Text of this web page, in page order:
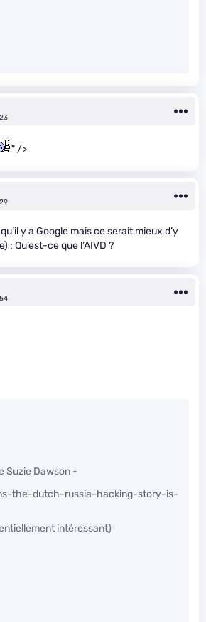
" />
y a Google mais ce serait mieux d’y
: Qu’est-ce que l’AIVD ?
Suzie Dawson -
the-dutch-russia-hacking-story-is-
intéressant)